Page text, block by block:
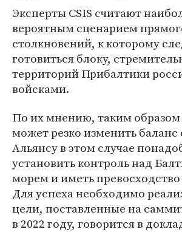
Эксперты CSIS считают
вероятным сценарием
столкновений, к которому
готовиться блоку,
территорий Прибалтики
войсками.
По их мнению, таким образом
может резко изменить баланс
Альянсу в этом случае
установить контроль над
морем и иметь превосходство
Для успеха необходимо
цели, поставленные на
в 2022 году, говорится в